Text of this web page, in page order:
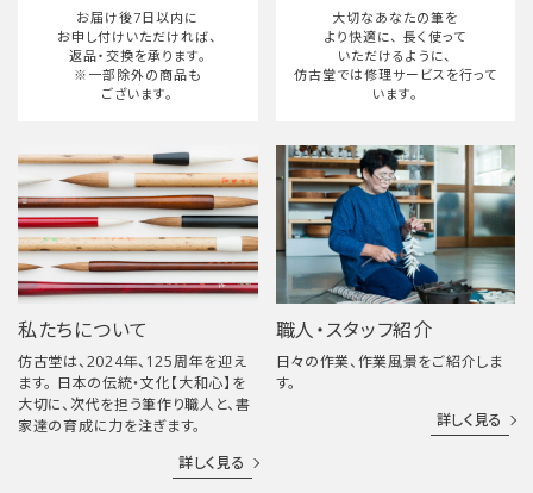
検索する
お届け後7日以内に
お申し付けいただければ、
返品・交換を承ります。
※一部除外の商品も
ございます。
大切なあなたの筆を
より快適に、 長く使って
いただけるように、
仿古堂では修理サービスを行って
います。
私たちについて
仿古堂は、2024年、125周年を迎え
ます。 日本の伝統・文化【大和心】を
大切に、次代を担う筆作り職人と、書
家達の育成に力を注ぎます。
詳しく見る
職人・スタッフ紹介
日々の作業、作業風景をご紹介しま
す。
詳しく見る